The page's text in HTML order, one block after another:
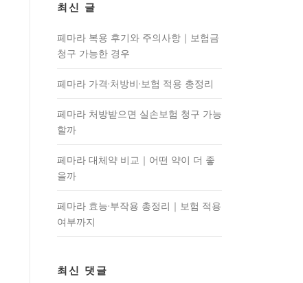
최신 글
페마라 복용 후기와 주의사항｜보험금
청구 가능한 경우
페마라 가격·처방비·보험 적용 총정리
페마라 처방받으면 실손보험 청구 가능
할까
페마라 대체약 비교｜어떤 약이 더 좋
을까
페마라 효능·부작용 총정리｜보험 적용
여부까지
최신 댓글